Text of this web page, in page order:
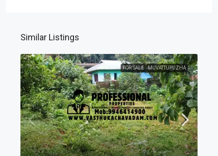
Similar Listings
FOR SALE MUVATTUPUZHA